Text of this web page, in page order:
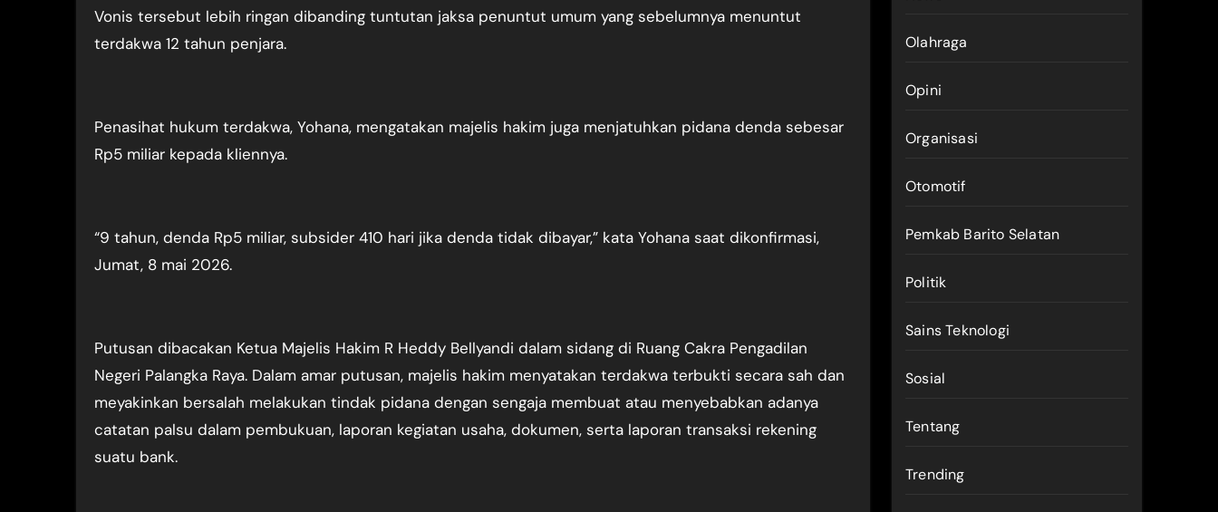
Vonis tersebut lebih ringan dibanding tuntutan jaksa penuntut umum yang sebelumnya menuntut
terdakwa 12 tahun penjara.
Penasihat hukum terdakwa, Yohana, mengatakan majelis hakim juga menjatuhkan pidana denda sebesar
Rp5 miliar kepada kliennya.
“9 tahun, denda Rp5 miliar, subsider 410 hari jika denda tidak dibayar,” kata Yohana saat dikonfirmasi,
Jumat, 8 mai 2026.
Putusan dibacakan Ketua Majelis Hakim R Heddy Bellyandi dalam sidang di Ruang Cakra Pengadilan
Negeri Palangka Raya. Dalam amar putusan, majelis hakim menyatakan terdakwa terbukti secara sah dan
meyakinkan bersalah melakukan tindak pidana dengan sengaja membuat atau menyebabkan adanya
catatan palsu dalam pembukuan, laporan kegiatan usaha, dokumen, serta laporan transaksi rekening
suatu bank.
Olahraga
Opini
Organisasi
Otomotif
Pemkab Barito Selatan
Politik
Sains Teknologi
Sosial
Tentang
Trending